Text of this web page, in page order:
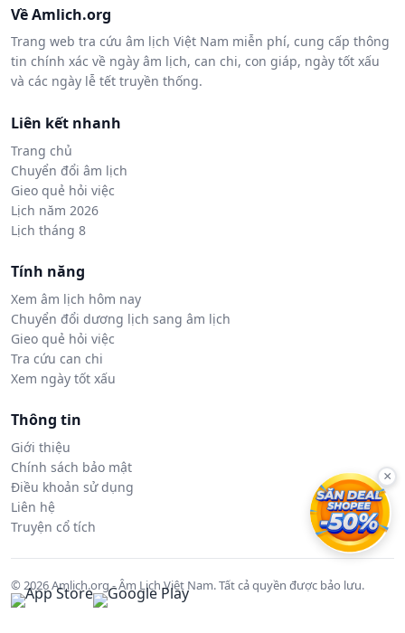
Về Amlich.org
Trang web tra cứu âm lịch Việt Nam miễn phí, cung cấp thông
tin chính xác về ngày âm lịch, can chi, con giáp, ngày tốt xấu
và các ngày lễ tết truyền thống.
Liên kết nhanh
Trang chủ
Chuyển đổi âm lịch
Gieo quẻ hỏi việc
Lịch năm 2026
Lịch tháng 8
Tính năng
Xem âm lịch hôm nay
Chuyển đổi dương lịch sang âm lịch
Gieo quẻ hỏi việc
Tra cứu can chi
Xem ngày tốt xấu
Thông tin
Giới thiệu
Chính sách bảo mật
Điều khoản sử dụng
Liên hệ
Truyện cổ tích
© 2026 Amlich.org - Âm Lịch Việt Nam. Tất cả quyền được bảo lưu.
×